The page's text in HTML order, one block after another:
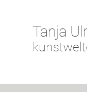
Tanja